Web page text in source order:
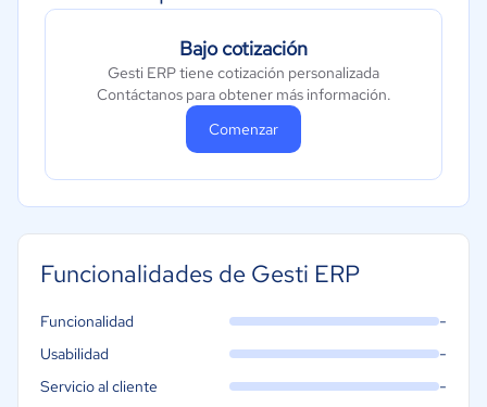
Gobierno
Transporte y logística
Marketing y Comunicación
Comercio Electrónico
Gastronomía
Aeroespacial y defensa
Turismo
Bajo cotización
Gesti ERP tiene cotización personalizada
Contáctanos para obtener más información.
Comenzar
Funcionalidades de Gesti ERP
Funcionalidad -
Usabilidad -
Servicio al cliente -